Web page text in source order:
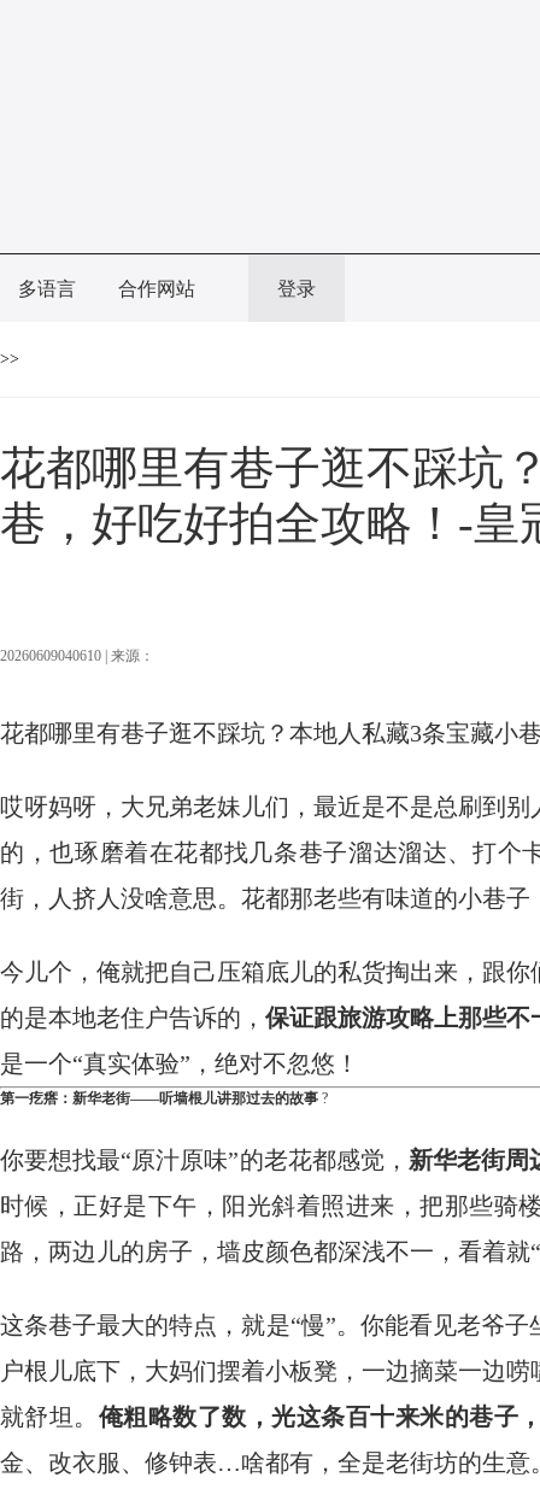
多语言 合作网站 登录
>>
花都哪里有巷子逛不踩坑
巷，好吃好拍全攻略！-皇
20260609040610 | 来源：
花都哪里有巷子逛不踩坑？本地人私藏3条宝藏小
哎呀妈呀，大兄弟老妹儿们，最近是不是总刷到
的，也琢磨着在花都找几条巷子溜达溜达、打个
街，人挤人没啥意思。花都那老些有味道的小巷
今儿个，俺就把自己压箱底儿的私货掏出来，跟
的是本地老住户告诉的， 保证跟旅游攻略上那些
是一个“真实体验”，绝对不忽悠！
第一疙瘩：新华老街——听墙根儿讲那过去的故事 ​ ?
你要想找最“原汁原味”的老花都感觉， 新华老街周
时候，正好是下午，阳光斜着照进来，把那些骑
路，两边儿的房子，墙皮颜色都深浅不一，看着就
这条巷子最大的特点，就是“慢”。你能看见老爷
户根儿底下，大妈们摆着小板凳，一边摘菜一边
就舒坦。 俺粗略数了数，光这条百十来米的巷子
金、改衣服、修钟表…啥都有，全是老街坊的生意